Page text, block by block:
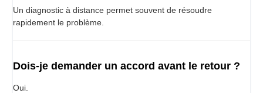
Un diagnostic à distance permet souvent de résoudre
rapidement le problème.
Dois-je demander un accord avant le retour ?
Oui.